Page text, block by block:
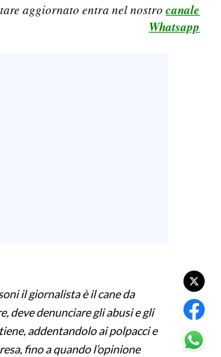
aggiornato entra nel nostro canale
Whatsapp
il giornalista è il cane da
deve denunciare gli abusi e gli
addentandolo ai polpacci e
fino a quando l’opinione